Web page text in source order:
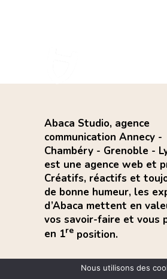
Abaca Studio, agence
communication Annecy -
Chambéry - Grenoble -
est une agence web et
Créatifs, réactifs et
de bonne humeur, les
d’Abaca mettent en
vos savoir-faire et vous
en 1re position.
© 2020
Nous utilisons des